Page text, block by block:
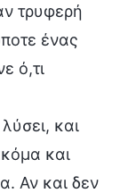
τρυφερή
ένας
ό,τι
και
και
Αν και δεν